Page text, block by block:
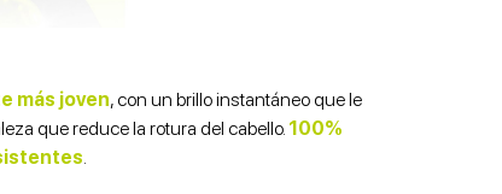
más joven, con un brillo instantáneo que le
que reduce la rotura del cabello. 100%
.